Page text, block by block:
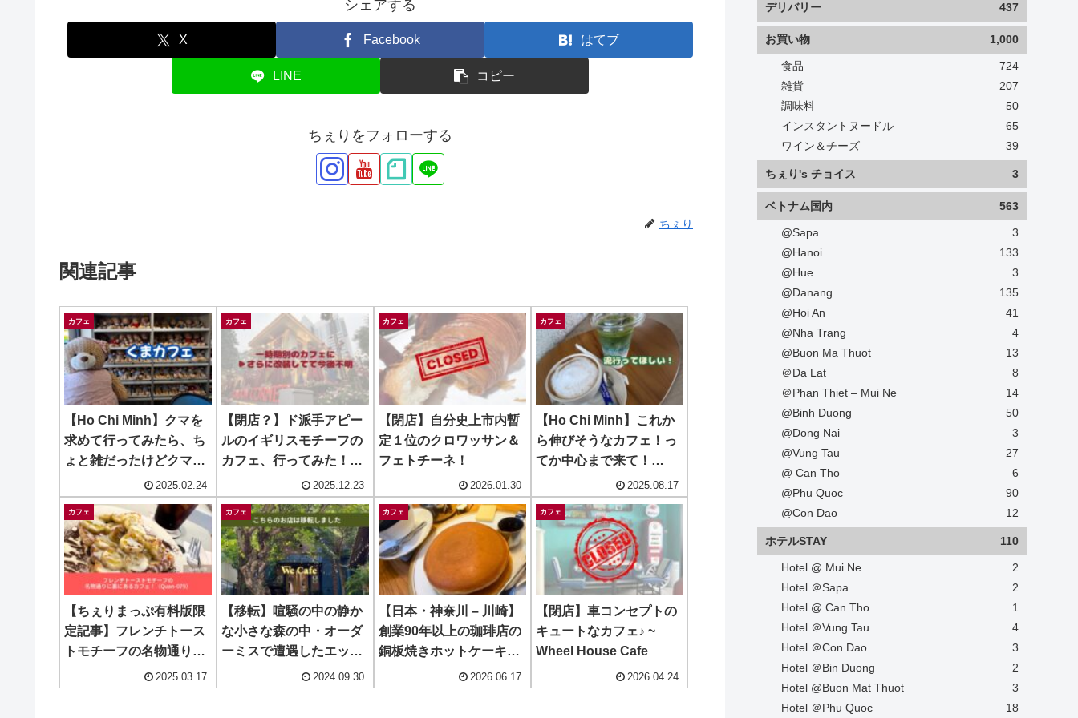
シェアする
X Facebook はてブ
LINE コピー
ちぇりをフォローする
ちぇり
関連記事
カフェ
【Ho Chi Minh】クマを
求めて行ってみたら、ち
ょと雑だったけどクマか
わいい ~ TEDDY’S
HOUSE COFFEE
2025.02.24
カフェ
【閉店？】ド派手アピー
ルのイギリスモチーフの
カフェ、行ってみた！~
LONDON CORNER2025.12.23
カフェ
【閉店】自分史上市内暫
定１位のクロワッサン＆
フェトチーネ！
2026.01.30
カフェ
【Ho Chi Minh】これか
ら伸びそうなカフェ！っ
てか中心まで来て！
（笑） ~ Avocado
Coffee
2025.08.17
カフェ
【ちぇりまっぷ有料版限
定記事】フレンチトース
トモチーフの名物通りに
裏にあるカフェ！
（Quan 079）
2025.03.17
カフェ
【移転】喧騒の中の静か
な小さな森の中・オーダ
ーミスで遭遇したエッグ
コーヒーが過去一おいし
かった件！ ~ We Cafe
2024.09.30
カフェ
【日本・神奈川 – 川崎】
創業90年以上の珈琲店の
銅板焼きホットケーキ！
リア店
2026.06.17
カフェ
【閉店】車コンセプトの
キュートなカフェ♪ ~
Wheel House Cafe
2026.04.24
デリバリー 437
お買い物 1,000
食品
724
雑貨
207
調味料
50
インスタントヌードル
65
ワイン＆チーズ
39
ちぇり's チョイス 3
ベトナム国内 563
@Sapa
3
@Hanoi
133
@Hue
3
@Danang
135
@Hoi An
41
@Nha Trang
4
@Buon Ma Thuot
13
＠Da Lat
8
＠Phan Thiet – Mui Ne
14
@Binh Duong
50
@Dong Nai
3
@Vung Tau
27
@ Can Tho
6
@Phu Quoc
90
@Con Dao
12
ホテルSTAY 110
Hotel @ Mui Ne
2
Hotel ＠Sapa
2
Hotel @ Can Tho
1
Hotel ＠Vung Tau
4
Hotel ＠Con Dao
3
Hotel ＠Bin Duong
2
Hotel @Buon Mat Thuot
3
Hotel ＠Phu Quoc
18